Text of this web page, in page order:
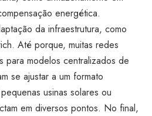
energética.
da infraestrutura, como
Até porque, muitas redes
para modelos centralizados de
se ajustar a um formato
usinas solares ou
em diversos pontos. No final,